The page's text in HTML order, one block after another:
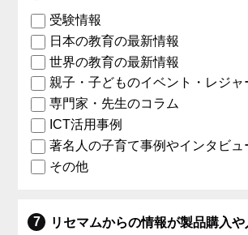
受験情報
日本の教育の最新情報
世界の教育の最新情報
親子・子どものイベント・レジャ
専門家・先生のコラム
ICT活用事例
著名人の子育て事例やインタビュ
その他
リセマムからの情報が製品購入